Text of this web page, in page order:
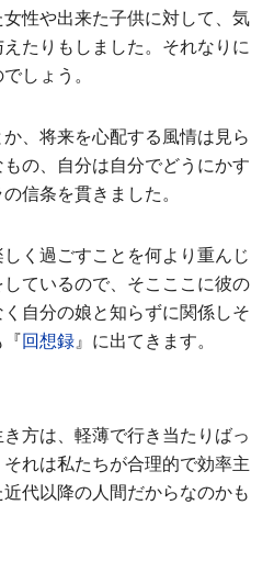
性や出来た子供に対して、気
たりもしました。それなりに
しょう。
、将来を心配する風情は見ら
の、自分は自分でどうにかす
信条を貫きました。
く過ごすことを何より重んじ
ているので、そこここに彼の
自分の娘と知らずに関係しそ
『回想録 』に出てきます。
方は、軽薄で行き当たりばっ
れは私たちが合理的で効率主
代以降の人間だからなのかも